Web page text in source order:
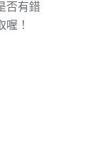
否有錯
！